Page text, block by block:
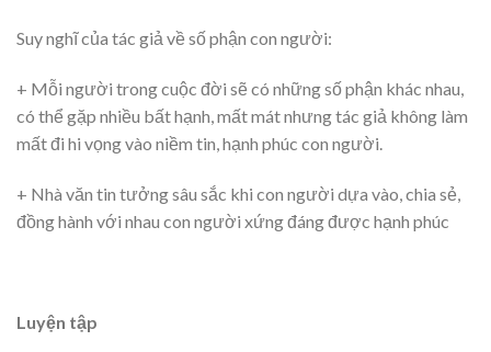
Suy nghĩ của tác giả về số phận con người:
+ Mỗi người trong cuộc đời sẽ có những số phận khác nhau,
có thể gặp nhiều bất hạnh, mất mát nhưng tác giả không làm
mất đi hi vọng vào niềm tin, hạnh phúc con người.
+ Nhà văn tin tưởng sâu sắc khi con người dựa vào, chia sẻ,
đồng hành với nhau con người xứng đáng được hạnh phúc
Luyện tập